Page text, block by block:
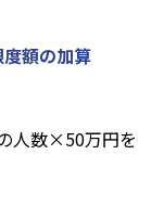
額の加算
人数×50万円を